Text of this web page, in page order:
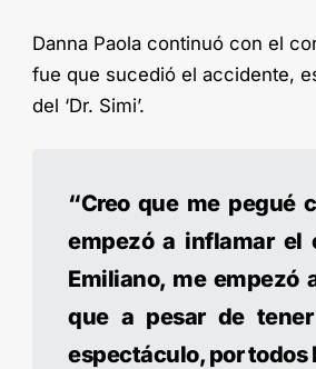
Danna Paola continuó con el
fue que sucedió el accidente,
del ‘Dr. Simi’.
“Creo que me pegué
empezó a inflamar el
Emiliano, me empezó
que a pesar de
espectáculo, por todos